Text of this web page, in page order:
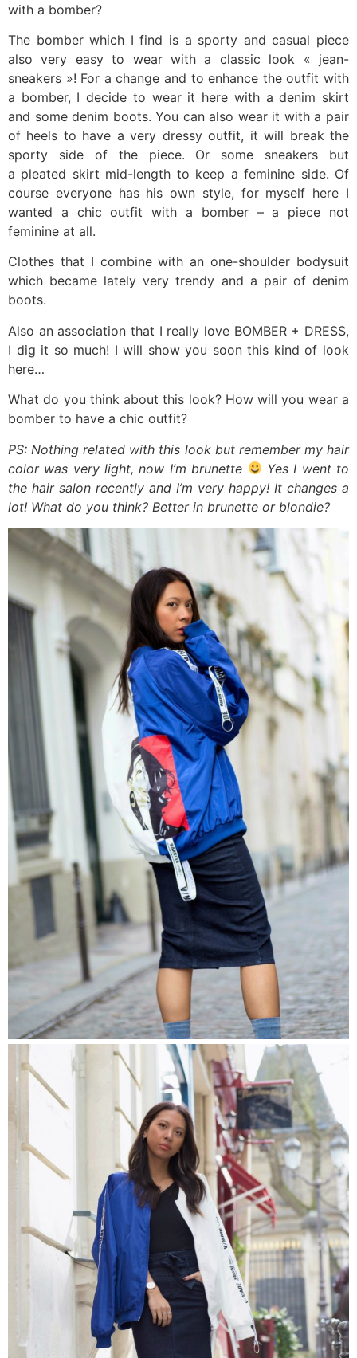
with a bomber?
The bomber which I find is a sporty and casual piece
also very easy to wear with a classic look « jean-
sneakers »! For a change and to enhance the outfit with
a bomber, I decide to wear it here with a denim skirt
and some denim boots. You can also wear it with a pair
of heels to have a very dressy outfit, it will break the
sporty side of the piece. Or some sneakers but
a pleated skirt mid-length to keep a feminine side. Of
course everyone has his own style, for myself here I
wanted a chic outfit with a bomber – a piece not
feminine at all.
Clothes that I combine with an one-shoulder bodysuit
which became lately very trendy and a pair of denim
boots.
Also an association that I really love BOMBER + DRESS,
I dig it so much! I will show you soon this kind of look
here…
What do you think about this look? How will you wear a
bomber to have a chic outfit?
PS: Nothing related with this look but remember my hair
color was very light, now I’m brunette
Yes I went to
the hair salon recently and I’m very happy! It changes a
lot! What do you think? Better in brunette or blondie?